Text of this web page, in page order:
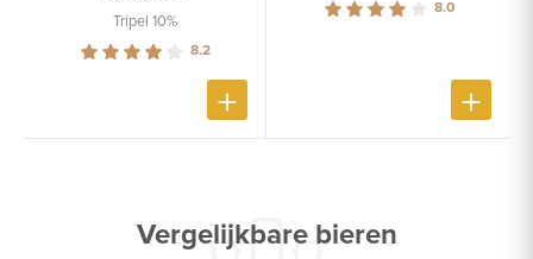
Tripel 10%
8.2
8.0
Vergelijkbare bieren